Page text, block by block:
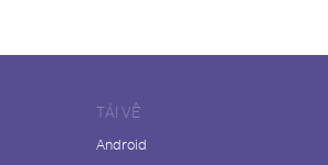
TẢI VỀ
Android